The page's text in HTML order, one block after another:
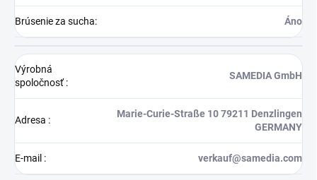
Brúsenie za sucha: Áno
Výrobná
spoločnosť:
SAMEDIA GmbH
Adresa :
Marie-Curie-Straße 10 79211 Denzlingen
GERMANY
E-mail : verkauf@samedia.com